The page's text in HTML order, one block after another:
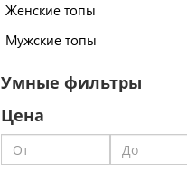
Женские топы
Мужские топы
Умные фильтры
Цена